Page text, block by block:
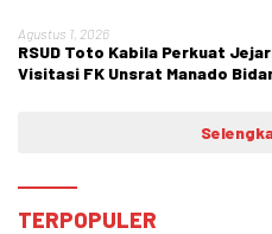
Agustus 1, 2026
RSUD Toto Kabila Perkuat
Visitasi FK Unsrat Manado
TERPOPULER